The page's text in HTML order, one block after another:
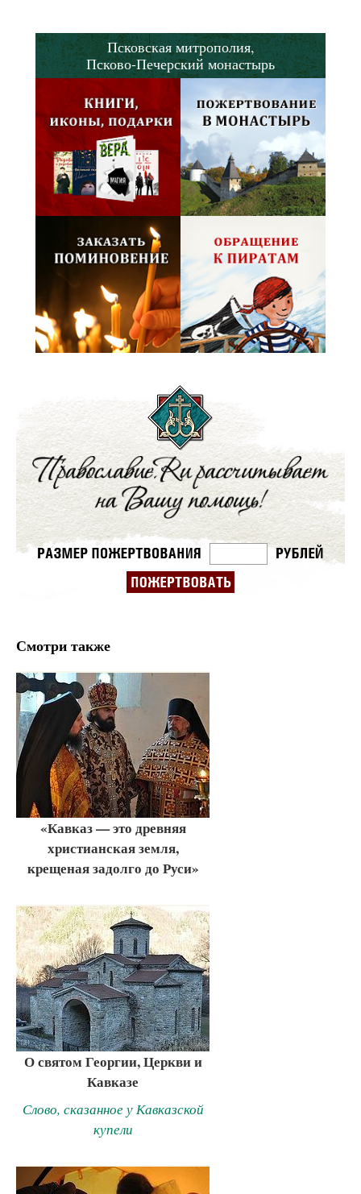
Псковская митрополия,
Псково-Печерский монастырь
Смотри также
«Кавказ — это древняя
христианская земля,
крещеная задолго до Руси»
О святом Георгии, Церкви и
Кавказе
Слово, сказанное у Кавказской
купели